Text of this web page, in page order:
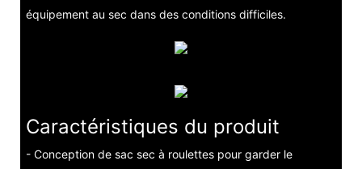
équipement au sec dans des conditions difficiles.
Caractéristiques du produit
- Conception de sac sec à roulettes pour garder le